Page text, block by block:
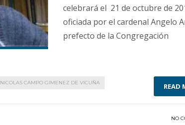
celebrará el 21 de octubre de
oficiada por el cardenal Angelo
prefecto de la Congregación
NICOLAS CAMPO GIMENEZ DE VICUÑA READ
NO